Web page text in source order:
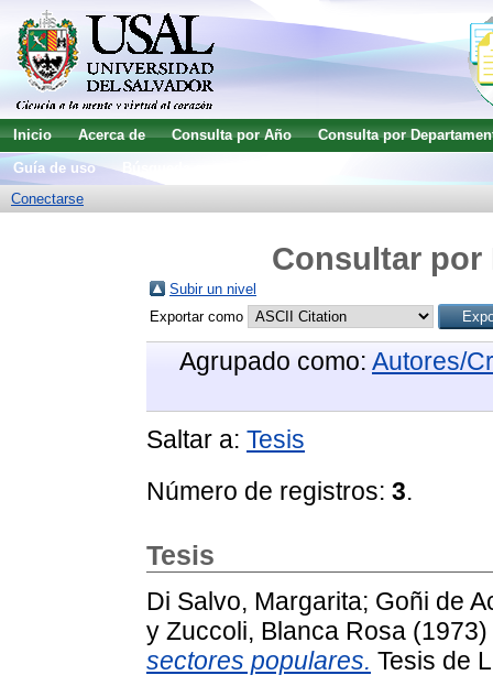
Inicio Acerca de Consulta por Año
Consulta por
Guía de uso
Conectarse
Consultar
Subir un nivel
Exportar como
Agrupado como: Autores/
Saltar a: Tesis
Número de registros: 3.
Tesis
Di Salvo, Margarita; Goñi de
y Zuccoli, Blanca Rosa (1973)
sectores populares. Tesis de